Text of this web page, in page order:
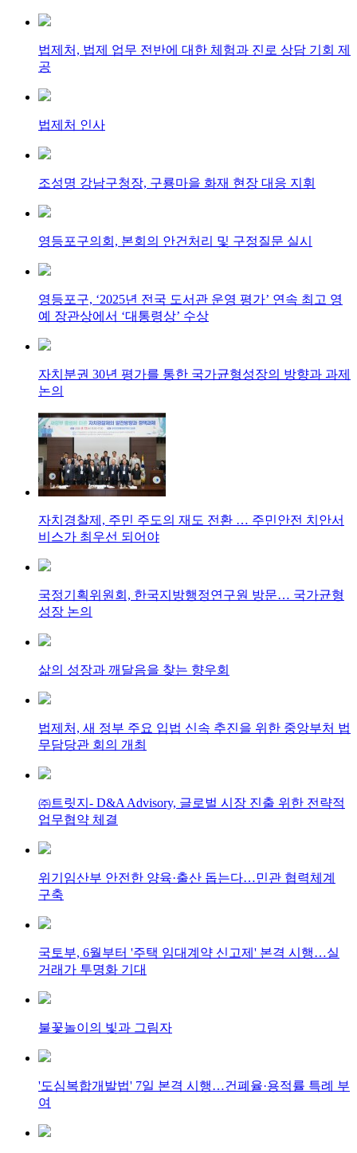
법제처, 법제 업무 전반에 대한 체험과 진로 상담 기회 제
공
법제처 인사
조성명 강남구청장, 구룡마을 화재 현장 대응 지휘
영등포구의회, 본회의 안건처리 및 구정질문 실시
영등포구, ‘2025년 전국 도서관 운영 평가’ 연속 최고 영
예 장관상에서 ‘대통령상’ 수상
자치분권 30년 평가를 통한 국가균형성장의 방향과 과제
논의
자치경찰제, 주민 주도의 재도 전환 … 주민안전 치안서
비스가 최우선 되어야
국정기획위원회, 한국지방행정연구원 방문… 국가균형
성장 논의
삶의 성장과 깨달음을 찾는 향우회
법제처, 새 정부 주요 입법 신속 추진을 위한 중앙부처 법
무담당관 회의 개최
㈜트릿지- D&A Advisory, 글로벌 시장 진출 위한 전략적
업무협약 체결
위기임산부 안전한 양육·출산 돕는다…민관 협력체계
구축
국토부, 6월부터 '주택 임대계약 신고제' 본격 시행…실
거래가 투명화 기대
불꽃놀이의 빛과 그림자
'도심복합개발법' 7일 본격 시행…건폐율·용적률 특례 부
여